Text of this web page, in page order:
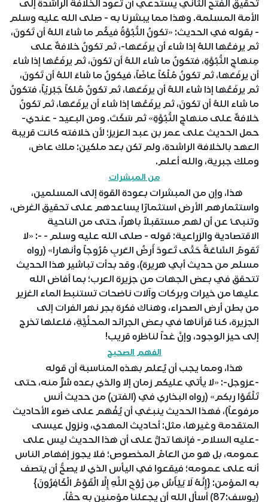
تحقيق الفتح الثاني يستدعي أن تعود الخلافة الراشدة إلى
الأمة المسلمة. وهذا مما يبشرنا به - صلى الله عليه وسلم
- بقوله في الحديث: «تكونُ النُّبُوَّةُ فيكُم ما شاءَ اللهُ أن تَكونَ،
ثم يرفعُها اللهُ إذا شاء أن يرفَعَها-، ثم تكونُ خلافةٌ على
مِنهاجِ النُّبُوَّةِ، فتكونُ ما شاء اللهُ أن تكونَ، ثم يرفَعُها إذا شاء
أن يرفَعَها، ثم تكونُ مُلْكاً عاضّاً، فيكونُ ما شاءَ اللهُ أن تَكونَ،
ثم يرفَعُها إذا شاء اللهُ أن يرفَعَها، ثم تكونُ مُلكاً جَبْريّاً، فتكونُ
ما شاء اللهُ أن تكونَ، ثم يرفَعُها إذا شاء أن يرفَعَها، ثم تكونُ
خلافةٌ على منهاجِ النُّبُوَّةِ» ثم سَكَتَ. ومن البعيد - عندي-
حمل الحديث على عمر بن عبد العزيز؛ لأن خلافته كانت قريبة
العهد بالخلافة الراشدة، ولم تكن بعد ملكين: ملك عاض،
وملك جبرية، والله أعلم.
من المبشرات
هذا، وإن من المبشرات بعودة القوة إلى المسلمين،
واستثمارهم الأرض استثمارًا يساعدهم على تحقيق الغرض،
وتنبئ عن أن لهم مستقبلاً باهراً، حتى من الناحية
الاقتصادية والزراعية: قوله - صلى الله عليه وسلم - -: «لا
تَقومُ السَّاعَةُ حَتَّى تَعودَ أَرضُ العَربِ مُرُوجاً وأنهارا» (رواه
مسلم من حديث أبي هريرة)، وقد بدأت تباشير هذا الحديث
تتحقق في بعض الجهات من جزيرة العرب؛ بما أفاض الله
عليها من خيرات وبركات وآلات ناضحات تستنبط الماء الغزير
من بطن أرض الصحراء، وهناك فكرة بجر نهر الفرات إلى
الجزيرة، كنا قرأناها في بعض الجرائد المحلِّيَّةِ، فلعلها تخرج
إلى حيز الوجود، وإنَّ غداً لناظره قريب!
الفهم الصحيح
هذا، ومما يجب أن يُعلم بهذه المناسبة أن قوله
-عزوجل-: «لا يأتي عليكم زمان إلا والذي بعده شرٌّ منه، حتى
تَلْقَوْا ربكم» (رواه البخاري في (الفتن) من حديث أنس
مرفوعاً)، فهذا الحديث ينبغي أن يُفْهَم على ضوء الأحاديث
المتقدمة وغيرها، مثل: أحاديث المهدي، ونزول عيسى
-عليه السلام- فإنها تدلُّ على أن هذا الحديث ليس على
عمومه، بل هو من العامِّ المخصوص؛ فلا يجوز إفهام الناس
أنه على عمومه؛ فيقعوا في اليأس الذي لا يصحُّ أن يتصف
به المؤمن: {إِنَّهُ لَا يَيْأَسُ مِن رَّوْحِ اللَّهِ إِلَّا الْقَوْمُ الْكَافِرُونَ}
(يوسف:87) أسأل الله أن يجعلنا مؤمنين به حقّاً.